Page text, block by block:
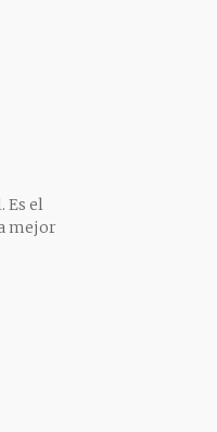
Es el
mejor